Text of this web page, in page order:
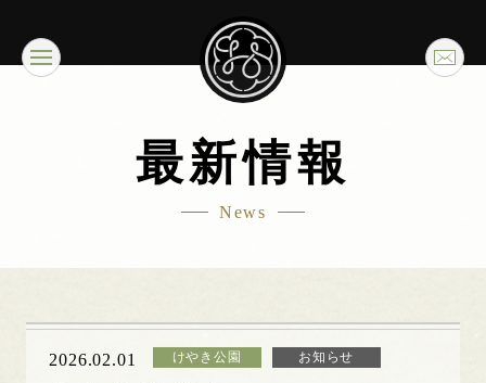
最新情報
News
2026.02.01 けやき公園 お知らせ